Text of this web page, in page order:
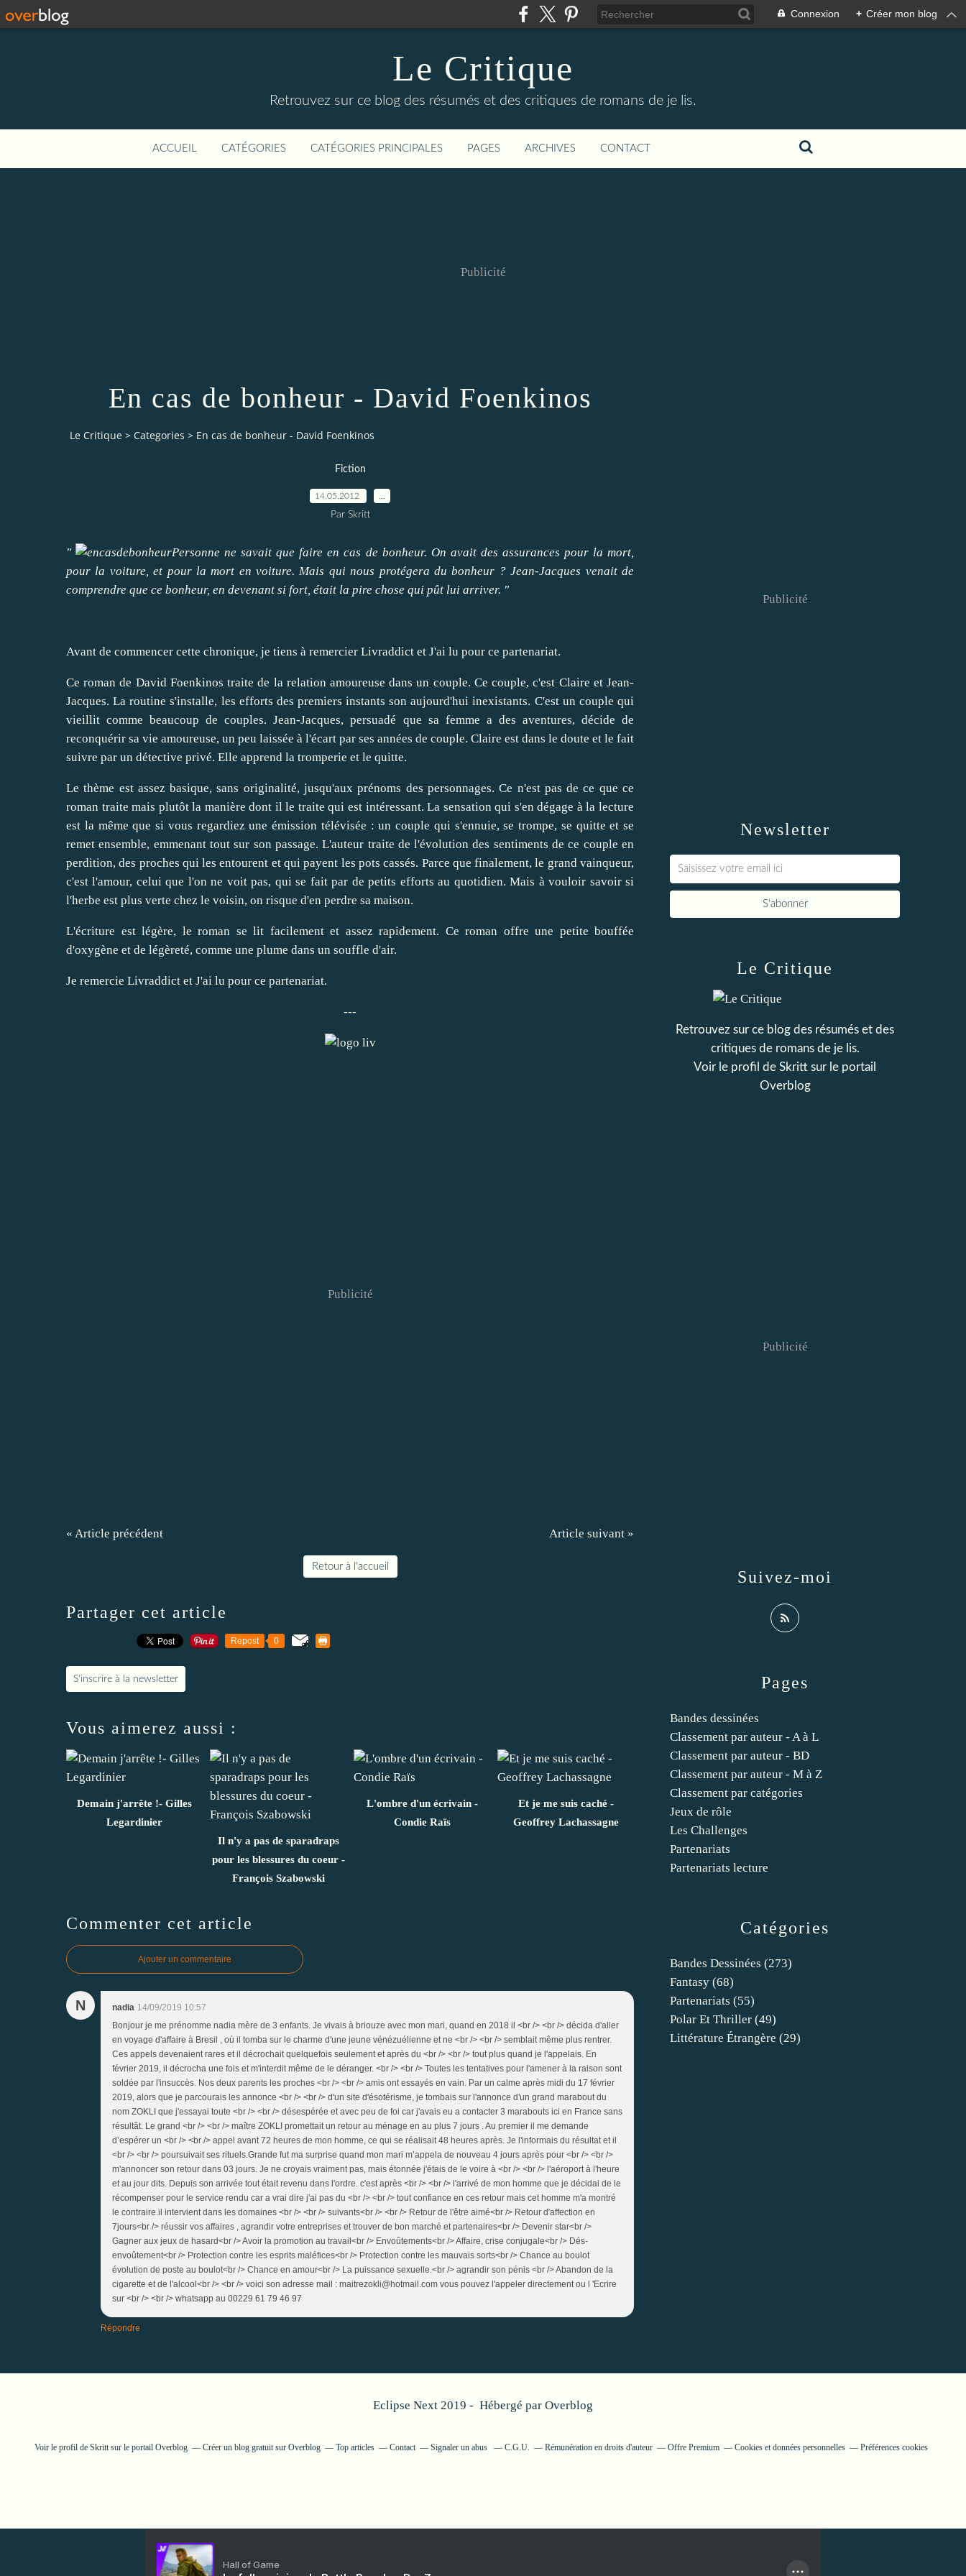
Connexion + Créer mon blog
Le Critique
Retrouvez sur ce blog des résumés et des critiques de romans de je lis.
ACCUEIL CATÉGORIES CATÉGORIES PRINCIPALES PAGES ARCHIVES CONTACT
Publicité
En cas de bonheur - David Foenkinos
Le Critique > Categories > En cas de bonheur - David Foenkinos
Fiction
14.05.2012
Par Skritt
"
Personne ne savait que faire en cas de bonheur. On avait des assurances pour la mort,
pour la voiture, et pour la mort en voiture. Mais qui nous protégera du bonheur ? Jean-Jacques venait de
comprendre que ce bonheur, en devenant si fort, était la pire chose qui pût lui arriver. "
Avant de commencer cette chronique, je tiens à remercier Livraddict et J'ai lu pour ce partenariat.
Ce roman de David Foenkinos traite de la relation amoureuse dans un couple. Ce couple, c'est Claire et Jean-
Jacques. La routine s'installe, les efforts des premiers instants son aujourd'hui inexistants. C'est un couple qui
vieillit comme beaucoup de couples. Jean-Jacques, persuadé que sa femme a des aventures, décide de
reconquérir sa vie amoureuse, un peu laissée à l'écart par ses années de couple. Claire est dans le doute et le fait
suivre par un détective privé. Elle apprend la tromperie et le quitte.
Le thème est assez basique, sans originalité, jusqu'aux prénoms des personnages. Ce n'est pas de ce que ce
roman traite mais plutôt la manière dont il le traite qui est intéressant. La sensation qui s'en dégage à la lecture
est la même que si vous regardiez une émission télévisée : un couple qui s'ennuie, se trompe, se quitte et se
remet ensemble, emmenant tout sur son passage. L'auteur traite de l'évolution des sentiments de ce couple en
perdition, des proches qui les entourent et qui payent les pots cassés. Parce que finalement, le grand vainqueur,
c'est l'amour, celui que l'on ne voit pas, qui se fait par de petits efforts au quotidien. Mais à vouloir savoir si
l'herbe est plus verte chez le voisin, on risque d'en perdre sa maison.
L'écriture est légère, le roman se lit facilement et assez rapidement. Ce roman offre une petite bouffée
d'oxygène et de légèreté, comme une plume dans un souffle d'air.
Je remercie Livraddict et J'ai lu pour ce partenariat.
---
Publicité
« Article précédent Article suivant »
Retour à l'accueil
Partager cet article
Repost 0
S'inscrire à la newsletter
Vous aimerez aussi :
Demain j'arrête !- Gilles
Legardinier
Il n'y a pas de sparadraps
pour les blessures du coeur -
François Szabowski
L'ombre d'un écrivain -
Condie Raïs
Et je me suis caché -
Geoffrey Lachassagne
Commenter cet article
Ajouter un commentaire
N nadia 14/09/2019 10:57
Bonjour je me prénomme nadia mère de 3 enfants. Je vivais à briouze avec mon mari, quand en 2018 il <br /> <br /> décida d'aller
en voyage d'affaire à Bresil , où il tomba sur le charme d'une jeune vénézuélienne et ne <br /> <br /> semblait même plus rentrer.
Ces appels devenaient rares et il décrochait quelquefois seulement et après du <br /> <br /> tout plus quand je l'appelais. En
février 2019, il décrocha une fois et m'interdit même de le déranger. <br /> <br /> Toutes les tentatives pour l'amener à la raison sont
soldée par l'insuccès. Nos deux parents les proches <br /> <br /> amis ont essayés en vain. Par un calme après midi du 17 février
2019, alors que je parcourais les annonce <br /> <br /> d'un site d'ésotérisme, je tombais sur l'annonce d'un grand marabout du
nom ZOKLI que j'essayai toute <br /> <br /> désespérée et avec peu de foi car j'avais eu a contacter 3 marabouts ici en France sans
résultât. Le grand <br /> <br /> maître ZOKLI promettait un retour au ménage en au plus 7 jours . Au premier il me demande
d’espérer un <br /> <br /> appel avant 72 heures de mon homme, ce qui se réalisait 48 heures après. Je l'informais du résultat et il
<br /> <br /> poursuivait ses rituels.Grande fut ma surprise quand mon mari m’appela de nouveau 4 jours après pour <br /> <br />
m'annoncer son retour dans 03 jours. Je ne croyais vraiment pas, mais étonnée j'étais de le voire à <br /> <br /> l'aéroport à l'heure
et au jour dits. Depuis son arrivée tout était revenu dans l'ordre. c'est après <br /> <br /> l'arrivé de mon homme que je décidai de le
récompenser pour le service rendu car a vrai dire j'ai pas du <br /> <br /> tout confiance en ces retour mais cet homme m'a montré
le contraire.il intervient dans les domaines <br /> <br /> suivants<br /> <br /> Retour de l'être aimé<br /> Retour d'affection en
7jours<br /> réussir vos affaires , agrandir votre entreprises et trouver de bon marché et partenaires<br /> Devenir star<br />
Gagner aux jeux de hasard<br /> Avoir la promotion au travail<br /> Envoûtements<br /> Affaire, crise conjugale<br /> Dés-
envoûtement<br /> Protection contre les esprits maléfices<br /> Protection contre les mauvais sorts<br /> Chance au boulot
évolution de poste au boulot<br /> Chance en amour<br /> La puissance sexuelle.<br /> agrandir son pénis <br /> Abandon de la
cigarette et de l'alcool<br /> <br /> voici son adresse mail : maitrezokli@hotmail.com vous pouvez l'appeler directement ou l 'Ecrire
sur <br /> <br /> whatsapp au 00229 61 79 46 97
Répondre
Newsletter
Publicité
Catégories
Bandes Dessinées (273)
Fantasy (68)
Partenariats (55)
Polar Et Thriller (49)
Littérature Étrangère (29)
Pages
Bandes dessinées
Classement par auteur - A à L
Classement par auteur - BD
Classement par auteur - M à Z
Classement par catégories
Jeux de rôle
Les Challenges
Partenariats
Partenariats lecture
Le Critique
Retrouvez sur ce blog des résumés et des
critiques de romans de je lis.
Voir le profil de Skritt sur le portail
Overblog
Suivez-moi
Publicité
Eclipse Next 2019 - Hébergé par Overblog
Voir le profil de Skrittsur le portail Overblog Créer un blog gratuit sur Overblog Top articles Contact Signaler un abus C.G.U. Rémunération en droits d'auteur Offre Premium Cookies et données personnelles Préférences cookies
Hall of Game